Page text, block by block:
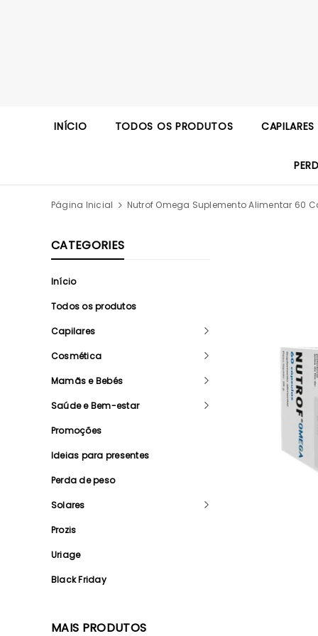
INÍCIO TODOS OS PRODUTOS CAPILARES
Página Inicial Nutrof Omega Suplemento Alimentar 60
CATEGORIES
Início
Todos os produtos
Capilares
Cosmética
Mamãs e Bebés
Saúde e Bem-estar
Promoções
Ideias para presentes
Perda de peso
Solares
Prozis
Uriage
Black Friday
MAIS PRODUTOS